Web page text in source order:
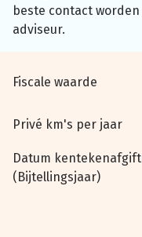
beste contact
adviseur.
Fiscale waarde
Privé km's per jaar
Datum
(Bijtellingsjaar)